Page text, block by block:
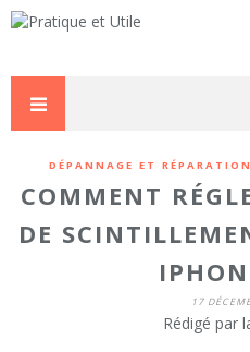
DÉPANNAGE ET RÉPARATION
COMMENT
DE
17
Rédigé par